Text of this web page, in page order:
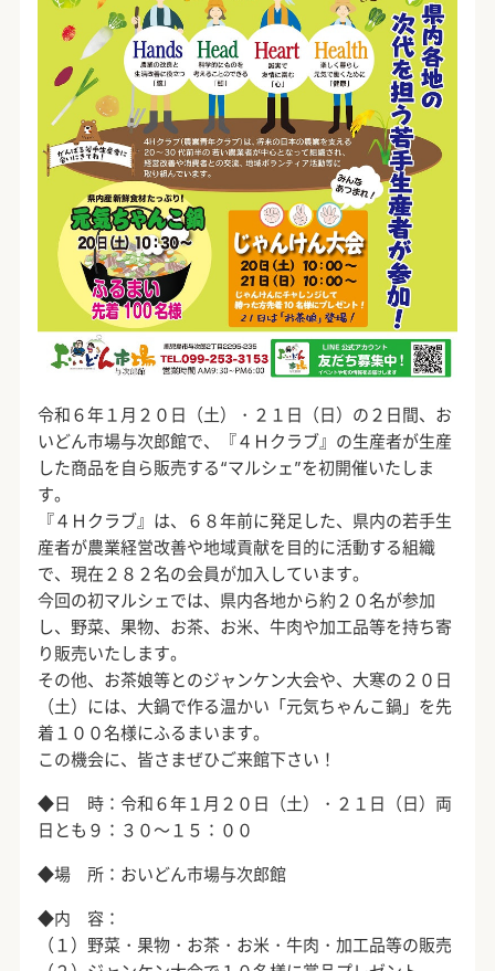
令和６年１月２０日（土）・２１日（日）の２日間、お
いどん市場与次郎館で、『４Ｈクラブ』の生産者が生産
した商品を自ら販売する“マルシェ”を初開催いたしま
す。
『４Ｈクラブ』は、６８年前に発足した、県内の若手生
産者が農業経営改善や地域貢献を目的に活動する組織
で、現在２８２名の会員が加入しています。
今回の初マルシェでは、県内各地から約２０名が参加
し、野菜、果物、お茶、お米、牛肉や加工品等を持ち寄
り販売いたします。
その他、お茶娘等とのジャンケン大会や、大寒の２０日
（土）には、大鍋で作る温かい「元気ちゃんこ鍋」を先
着１００名様にふるまいます。
この機会に、皆さまぜひご来館下さい！
◆日 時：令和６年１月２０日（土）・２１日（日）両
日とも９：３０～１５：００
◆場 所：おいどん市場与次郎館
◆内 容：
（１）野菜・果物・お茶・お米・牛肉・加工品等の販売